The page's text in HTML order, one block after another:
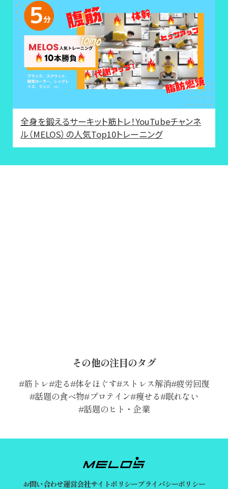
全身を鍛えるサーキット筋トレ！YouTubeチャンネ
ル（MELOS）の人気Top10トレーニング
その他の注目のタグ
筋トレ 走る 体をほぐす ストレス解消 疲労回復
話題の食べ物 プロテイン 痩せる 眠れない
話題のヒト・企業
お問い合わせ運営会社サイトポリシープライバシーポリシー